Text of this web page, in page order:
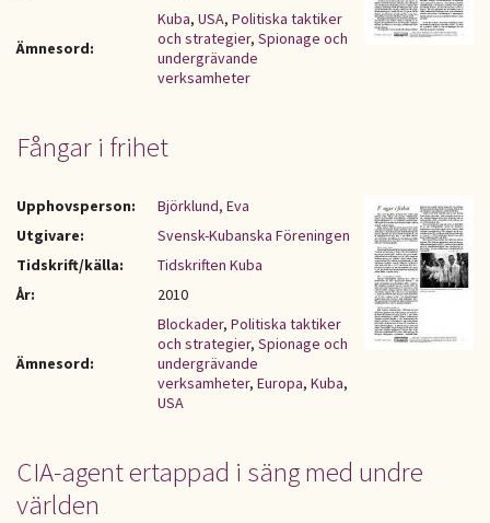
Ämnesord:
Kuba, USA, Politiska taktiker
och strategier, Spionage och
undergrävande
verksamheter
Fångar i frihet
Upphovsperson:
Björklund, Eva
Utgivare:
Svensk-Kubanska Föreningen
Tidskrift/källa:
Tidskriften Kuba
År:
2010
Ämnesord:
Blockader, Politiska taktiker
och strategier, Spionage och
undergrävande
verksamheter, Europa, Kuba,
USA
CIA-agent ertappad i säng med undre
världen